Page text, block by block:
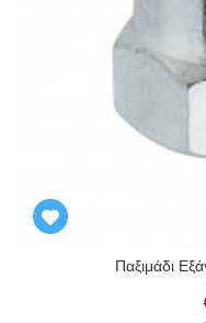
Παξιμάδι